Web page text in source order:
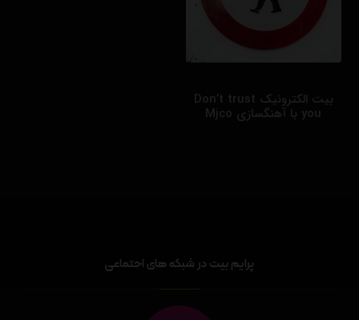
بیت الکترونیک Don’t trust
you با آهنگسازی Mjco
پرایم بیت در شبکه های اجتماعی